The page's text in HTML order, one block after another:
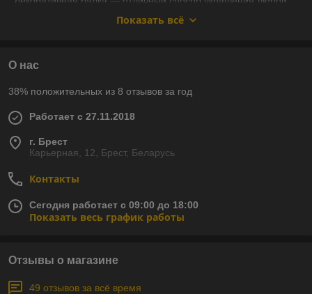
комнаты в доме. Добавив удачно подобранную фальшбалку
на потолок, можно кардинальным образом преобразить
эстетической функции, могут осуществлять и практическую.
Так, например, этот элемент декора может скрывать
дефекты потолка или влиять на зонирование комнаты. В
фальшбалку можно встроить коммуникации или, например,
светильники.
Показать всё
О нас
38% положительных из 8 отзывов за год
Работает с 27.11.2018
г. Брест
Карьерная, 12, Брест, Беларусь
Контакты
Сегодня работает с 09:00 до 18:00
Показать весь график работы
Отзывы о магазине
49 отзывов за всё время